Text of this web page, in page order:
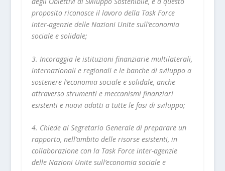
proposito riconosce il lavoro della Task Force
inter-agenzie delle Nazioni Unite sull’economia
sociale e solidale;
3. Incoraggia le istituzioni finanziarie multilaterali,
internazionali e regionali e le banche di sviluppo a
sostenere l’economia sociale e solidale, anche
attraverso strumenti e meccanismi finanziari
esistenti e nuovi adatti a tutte le fasi di sviluppo;
4. Chiede al Segretario Generale di preparare un
rapporto, nell’ambito delle risorse esistenti, in
collaborazione con la Task Force inter-agenzie
delle Nazioni Unite sull’economia sociale e